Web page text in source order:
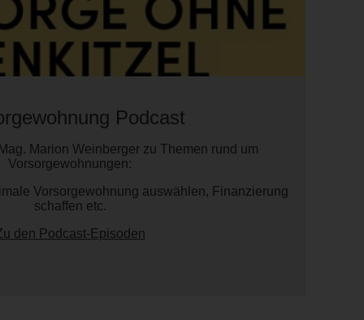
Podcast
Marion Weinberger zu Themen rund um
Vorsorgewohnungen:
Vorsorgewohnung auswählen, Finanzierung
schaffen etc.
den Podcast-Episoden